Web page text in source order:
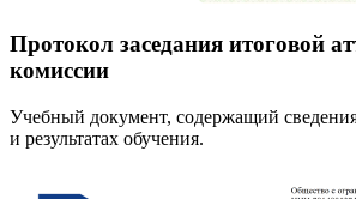
Протокол заседания итоговой
комиссии
Учебный документ, содержащий
и результатах обучения.